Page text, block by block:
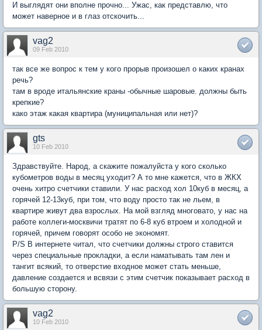
И выглядят они вполне прочно... Ужас, как представлю, что
может наверное и в глаз отскочить...
vag2
09 Feb 2010
так все же вопрос к тем у кого прорыв произошел о каких кранах
речь?
там в вроде итальянские краны -обычные шаровые. должны быть
крепкие?
како этаж какая квартира (муниципальная или нет)?
gts
10 Feb 2010
Здравствуйте. Народ, а скажите пожалуйста у кого сколько
кубометров воды в месяц уходит? А то мне кажется, что в ЖКХ
очень хитро счетчики ставили. У нас расход хол 10куб в месяц, а
горячей 12-13куб, при том, что воду просто так не льем, в
квартире живут два взрослых. На мой взгляд многовато, у нас на
работе коллеги-москвичи тратят по 6-8 куб втроем и холодной и
горячей, причем говорят особо не экономят.
P/S В интернете читал, что счетчики должны строго ставится
через специальные прокладки, а если наматывать там лен и
тангит всякий, то отверстие входное может стать меньше,
давление создается и всвязи с этим счетчик показывает расход в
большую сторону.
vag2
10 Feb 2010